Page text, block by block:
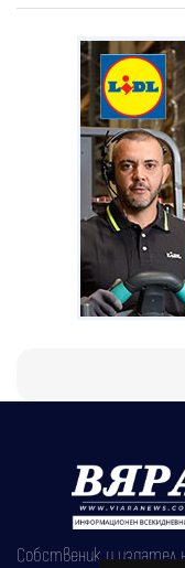
Собственик и издател